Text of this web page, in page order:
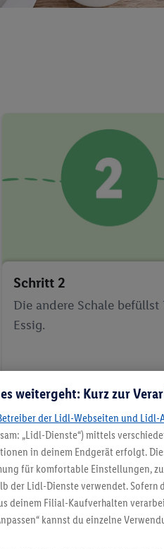
Schritt 2
Die andere Schale
Essig.
bringt mit dem enthaltenen
weitergeht: Kurz zur
der Lidl-Webseiten und Lidl-
„Lidl-Dienste“) mittels
in deinem Endgerät erfolgt.
für komfortable Einstellungen,
der Lidl-Dienste verwendet. Sofern
deinem Filial-Kaufverhalten
kannst du einzelne